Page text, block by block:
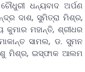
ଧନ୍ୟବାଦ ଅର୍ପଣ
ଦାଶ, ସୁମିତ୍ରା ମିଶ୍ର,
କୁମାର ମହାନ୍ତି, ଶ୍ରୀଧର
ସାମଲ, ଡ. ସୁମନ
ମିଶ୍ର, ଇସ୍ଫାକ ଆଲମ